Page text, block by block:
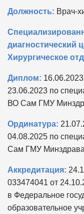
Должность: Врач-
диагностический
Хирургическое
Диплом:
23.06.2023 по
ВО Сам ГМУ
Ординатура:
04.08.2025 по
Сам ГМУ
Аккредитация:
033474041 от
в Федеральное
образовательное